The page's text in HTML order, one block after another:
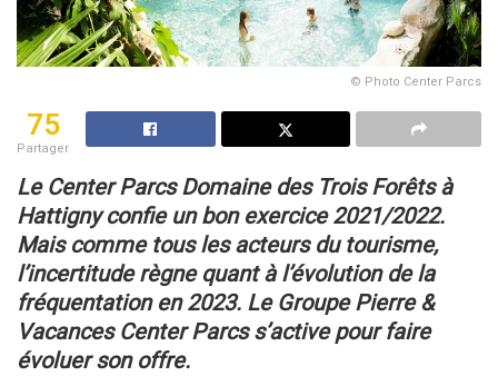
© Photo Center Parcs
75
Partager
Le Center Parcs Domaine des Trois Forêts à
Hattigny confie un bon exercice 2021/2022.
Mais comme tous les acteurs du tourisme,
l’incertitude règne quant à l’évolution de la
fréquentation en 2023. Le Groupe Pierre &
Vacances Center Parcs s’active pour faire
évoluer son offre.